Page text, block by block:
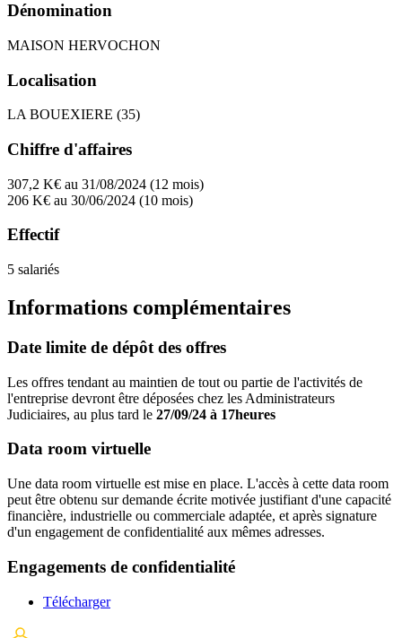
Dénomination
MAISON HERVOCHON
Localisation
LA BOUEXIERE (35)
Chiffre d'affaires
307,2 K€ au 31/08/2024 (12 mois)
206 K€ au 30/06/2024 (10 mois)
Effectif
5 salariés
Informations complémentaires
Date limite de dépôt des offres
Les offres tendant au maintien de tout ou partie de l'activités de
l'entreprise devront être déposées chez les Administrateurs
Judiciaires, au plus tard le 27/09/24 à 17heures
Data room virtuelle
Une data room virtuelle est mise en place. L'accès à cette data room
peut être obtenu sur demande écrite motivée justifiant d'une capacité
financière, industrielle ou commerciale adaptée, et après signature
d'un engagement de confidentialité aux mêmes adresses.
Engagements de confidentialité
Télécharger